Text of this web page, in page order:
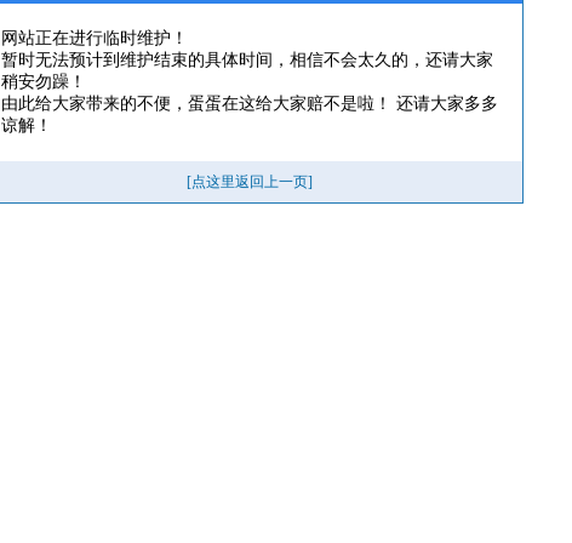
网站正在进行临时维护！
暂时无法预计到维护结束的具体时间，相信不会太久的，还请大家
稍安勿躁！
由此给大家带来的不便，蛋蛋在这给大家赔不是啦！ 还请大家多多
谅解！
[点这里返回上一页]